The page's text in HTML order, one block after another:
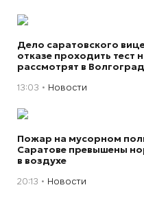
Дело саратовского
отказе проходить тест
рассмотрят в
13:03 Новости
Пожар на мусорном
Саратове превышены
в воздухе
20:13 Новости